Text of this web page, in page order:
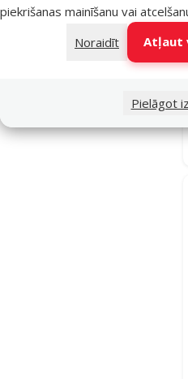
piekrišanas mainīšanu vai
Noraidīt
Atļaut
Pielāgot